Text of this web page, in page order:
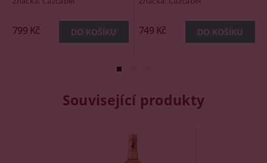
799 Kč 749 Kč
Související produkty